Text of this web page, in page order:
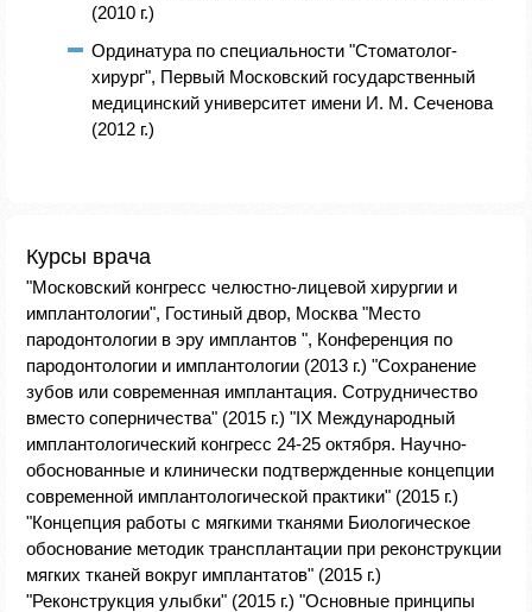
(2010 г.)
Ординатура по специальности "Стоматолог-
хирург", Первый Московский государственный
медицинский университет имени И. М. Сеченова
(2012 г.)
Курсы врача
"Московский конгресс челюстно-лицевой хирургии и
имплантологии", Гостиный двор, Москва "Место
пародонтологии в эру имплантов ", Конференция по
пародонтологии и имплантологии (2013 г.) "Сохранение
зубов или современная имплантация. Сотрудничество
вместо соперничества" (2015 г.) "IX Международный
имплантологический конгресс 24-25 октября. Научно-
обоснованные и клинически подтвержденные концепции
современной имплантологической практики" (2015 г.)
"Концепция работы с мягкими тканями Биологическое
обоснование методик трансплантации при реконструкции
мягких тканей вокруг имплантатов" (2015 г.)
"Реконструкция улыбки" (2015 г.) "Основные принципы